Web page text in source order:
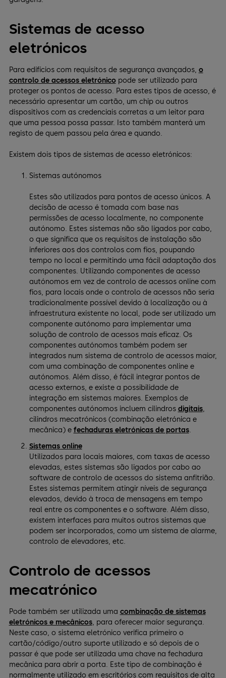
Sistemas de acesso
eletrónicos
Para edifícios com requisitos de segurança avançados, o
controlo de acessos eletrónicopode ser utilizado para
proteger os pontos de acesso. Para estes tipos de acesso, é
necessário apresentar um cartão, um chip ou outros
dispositivos com as credenciais corretas a um leitor para
que uma pessoa possa passar. Isto também manterá um
registo de quem passou pela área e quando.
Existem dois tipos de sistemas de acesso eletrónicos:
Sistemas autónomos
Estes são utilizados para pontos de acesso únicos. A
decisão de acesso é tomada com base nas
permissões de acesso localmente, no componente
autónomo. Estes sistemas não são ligados por cabo,
o que significa que os requisitos de instalação são
inferiores aos dos controlos com fios, poupando
tempo no local e permitindo uma fácil adaptação dos
componentes. Utilizando componentes de acesso
autónomos em vez de controlo de acessos online com
fios, para locais onde o controlo de acessos não seria
tradicionalmente possível devido à localização ou à
infraestrutura existente no local, pode ser utilizado um
componente autónomo para implementar uma
solução de controlo de acessos mais eficaz. Os
componentes autónomos também podem ser
integrados num sistema de controlo de acessos maior,
com uma combinação de componentes online e
autónomos. Além disso, é fácil integrar pontos de
acesso externos, e existe a possibilidade de
integração em sistemas maiores. Exemplos de
componentes autónomos incluem cilindros digitais,
cilindros mecatrónicos (combinação eletrónica e
mecânica) e fechaduras eletrónicas de portas.
Sistemas online
Utilizados para locais maiores, com taxas de acesso
elevadas, estes sistemas são ligados por cabo ao
software de controlo de acessos do sistema anfitrião.
Estes sistemas permitem atingir níveis de segurança
elevados, devido à troca de mensagens em tempo
real entre os componentes e o software. Além disso,
existem interfaces para muitos outros sistemas que
podem ser incorporados, como um sistema de alarme,
controlo de elevadores, etc.
Controlo de acessos
mecatrónico
Pode também ser utilizada uma combinação de sistemas
eletrónicos e mecânicos, para oferecer maior segurança.
Neste caso, o sistema eletrónico verifica primeiro o
cartão/código/outro suporte utilizado e só depois de o
passar é que pode ser utilizada uma chave na fechadura
mecânica para abrir a porta. Este tipo de combinação é
normalmente utilizado em escritórios com requisitos de alta